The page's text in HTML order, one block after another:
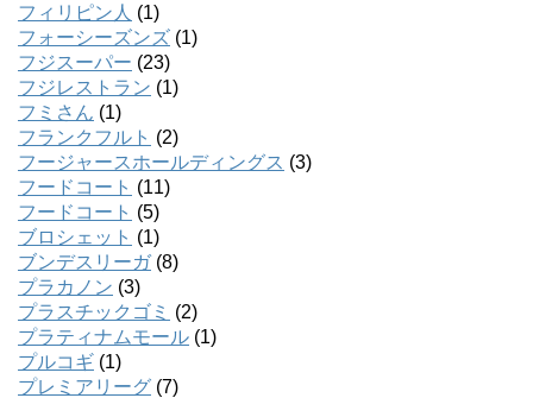
フィリピン人 (1)
フォーシーズンズ (1)
フジスーパー (23)
フジレストラン (1)
フミさん (1)
フランクフルト (2)
フージャースホールディングス (3)
フードコート (11)
フードコート (5)
ブロシェット (1)
ブンデスリーガ(8)
プラカノン (3)
プラスチックゴミ (2)
プラティナムモール (1)
プルコギ (1)
プレミアリーグ (7)